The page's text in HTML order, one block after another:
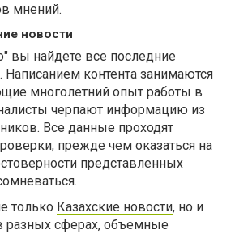
мнений.
новости
вы найдете все последние
Написанием контента занимаются
многолетний опыт работы в
черпают информацию из
Все данные проходят
прежде чем оказаться на
представленных
только Казахские новости, но и
разных сферах, объемные